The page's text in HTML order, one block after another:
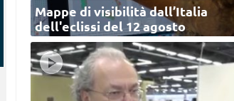
Mappe di visibilità dall’Italia
dell'eclissi del 12 agosto